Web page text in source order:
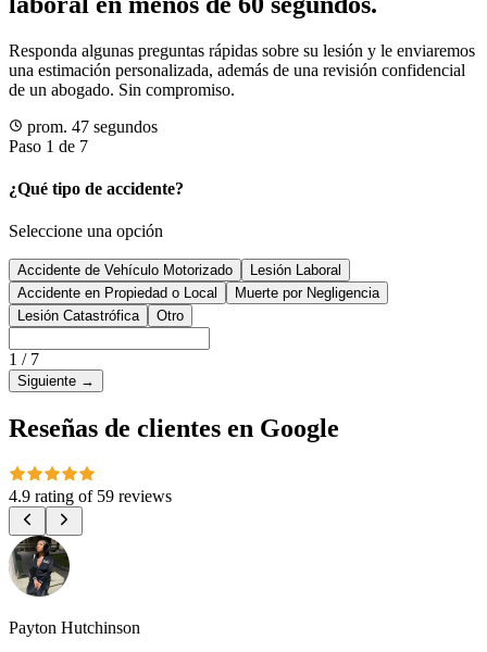
Responda algunas preguntas rápidas sobre su lesión y le enviaremos
una estimación personalizada, además de una revisión confidencial
de un abogado. Sin compromiso.
prom. 47 segundos
Paso 1 de 7
¿Qué tipo de accidente?
Seleccione una opción
Accidente de Vehículo Motorizado
Lesión Laboral
Accidente en Propiedad o Local
Muerte por Negligencia
Lesión Catastrófica
Otro
1 / 7
Siguiente →
Reseñas de clientes en Google
4.9 rating of 59 reviews
Payton Hutchinson